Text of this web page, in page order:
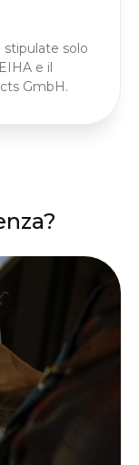
stipulate solo
e il
GmbH.